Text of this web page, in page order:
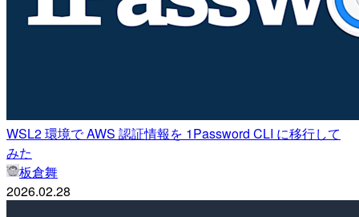
WSL2 環境で AWS 認証情報を 1Password CLI に移行して
みた
板倉舞
2026.02.28